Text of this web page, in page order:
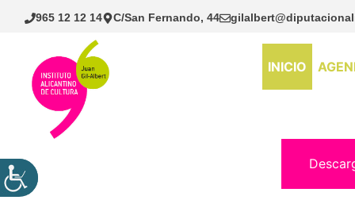
Saltar
965 12 12 14 C/San Fernando, 44
INICIO